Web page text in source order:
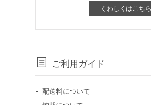
くわしくはこちら
ご利用ガイド
配送料について